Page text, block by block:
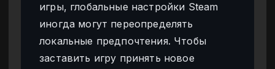
игры, глобальные настройки Steam
иногда могут переопределять
локальные предпочтения. Чтобы
заставить игру принять новое